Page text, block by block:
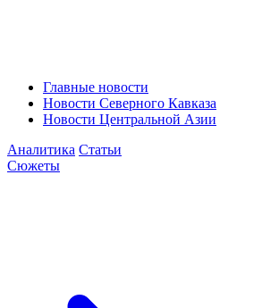
Главные новости
Новости Северного Кавказа
Новости Центральной Азии
Аналитика Статьи
Сюжеты